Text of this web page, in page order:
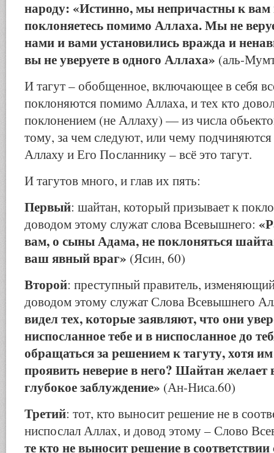
народу: «Истинно, мы непричастны к
поклоняетесь помимо Аллаха. Мы не
нами и вами установились вражда и
вы не уверуете в одного Аллаха» (аль-
И тагут – обобщенное, включающее в себя
поклоняются помимо Аллаха, и тех кто
поклонением (не Аллаху) — из числа
тому, за чем следуют, или чему
Аллаху и Его Посланнику – всё это тагут.
И тагутов много, и глав их пять:
Первый: шайтан, который призывает к
доводом этому служат слова Всевышнего:
вам, о сыны Адама, не поклоняться
ваш явный враг» (Ясин, 60)
Второй: преступный правитель,
доводом этому служат Слова Всевышнего
видел тех, которые заявляют, что они
ниспосланное тебе и в ниспосланное до
обращаться за решением к тагуту, хотя
проявить неверие в него? Шайтан желает
глубокое заблуждение» (Ан-Ниса.60)
Третий: тот, кто выносит решение не в
ниспослал Аллах, и довод этому – Слово
те кто не выносит решение в соответствии